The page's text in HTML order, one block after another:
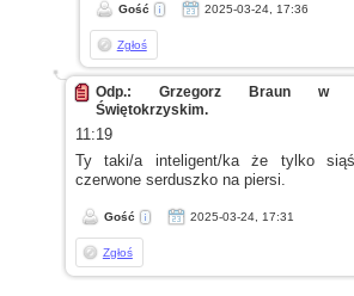
Gość 2025-03-24, 17:36
Zgłoś
Odp.: Grzegorz Braun w
Świętokrzyskim.
11:19
Ty taki/a inteligent/ka że tylko
czerwone serduszko na piersi.
Gość 2025-03-24, 17:31
Zgłoś